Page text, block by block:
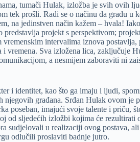
tumači Hulak, izložba je svih ovih
tek prošli. Radi se o načinu da gradu u
na jedinstven način kažem – hvala!
predstavlja projekt s perspektivom;
vremenskim intervalima iznova
i vremena. Sva izložena lica, zaključuje
a nesmijem zaboraviti ni
i identitet, kao što ga imaju i ljudi,
njegovih građana. Srđan Hulak ovom
poseban, imajući svoje talente i priču,
od sljedećih izložbi kojima će
sudjelovali u realizaciji ovog postava,
odlučili proslaviti badnje jutro.